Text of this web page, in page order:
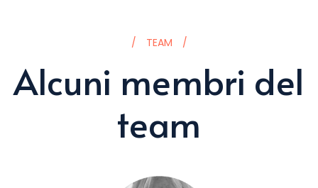
TEAM
Alcuni membri del
team